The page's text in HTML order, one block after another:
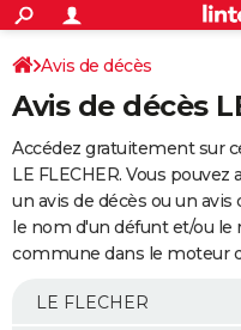
ACTUALITÉS
Politique
Société
Faits Divers
Education
Monde
Villes
+
SPORT
Coupe du monde 2026
Football
Tennis
Cyclisme
Rugby
Forum
Programme TV
TNTStreaming
Cinéma
Sorties cinéma
Musique
+FINANCE
Impôts
Immobilier
Risques naturels par ville
Banque
Assurance
Crédit
AUTO
Essais
Réserver un essai
Citadines
Berlines
SUV
Forum auto
+
Mobiles
Meilleur smartphone
Internet
Ordinateurs
Jeux vidéo
Guide high-tech
Avis de décès
Avis de décès
Accédez gratuitement sur
LE FLECHER. Vous
un avis de décès ou un
le nom d'un défunt et/ou le
commune dans le moteur